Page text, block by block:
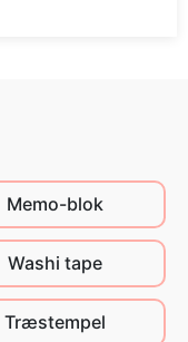
Memo-blok
Washi tape
Træstempel